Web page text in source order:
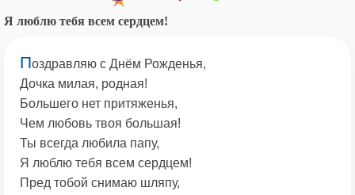
Я люблю тебя всем сердцем!
Поздравляю с Днём Рожденья,
Дочка милая, родная!
Большего нет притяженья,
Чем любовь твоя большая!
Ты всегда любила папу,
Я люблю тебя всем сердцем!
Пред тобой снимаю шляпу,